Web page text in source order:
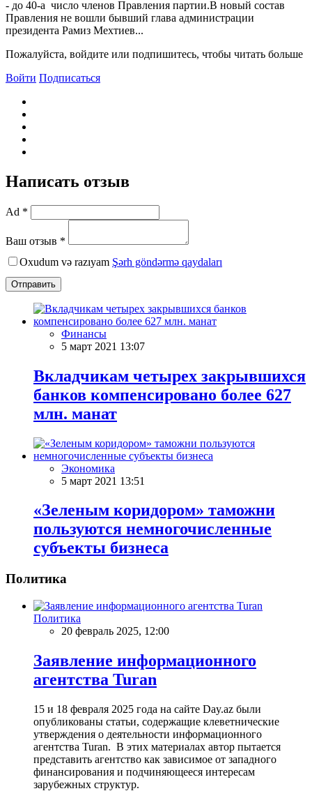
- до 40-а число членов Правления партии.В новый состав
Правления не вошли бывший глава администрации
президента Рамиз Мехтиев...
Пожалуйста, войдите или подпишитесь, чтобы читать больше
Войти Подписаться
Написать отзыв
Ad *
Ваш отзыв *
Oxudum və razıyam Şərh göndərmə qaydaları
Отправить
Финансы
5 март 2021 13:07
Вкладчикам четырех закрывшихся
банков компенсировано более 627
млн. манат
Экономика
5 март 2021 13:51
«Зеленым коридором» таможни
пользуются немногочисленные
субъекты бизнеса
Политика
Политика
20 февраль 2025, 12:00
Заявление информационного
агентства Turan
15 и 18 февраля 2025 года на сайте Day.az были
опубликованы статьи, содержащие клеветнические
утверждения о деятельности информационного
агентства Turan. В этих материалах автор пытается
представить агентство как зависимое от западного
финансирования и подчиняющееся интересам
зарубежных структур.